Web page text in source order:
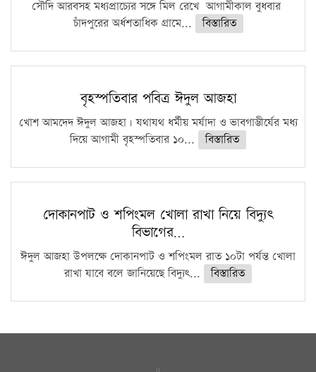
সৌদি আরবসহ মধ্যপ্রাচ্যের সঙ্গে মিল রেখে আগামীকাল বুধবার
চাঁদপুরের অর্ধশতাধিক গ্রামে...
বিস্তারিত
বৃহস্পতিবার পবিত্র ঈদুল আজহা
খোশ আমদেদ ঈদুল আজহা। যথাযথ ধর্মীয় মর্যাদা ও ভাবগাম্ভীর্যের মধ্য
দিয়ে আগামী বৃহস্পতিবার ১০...
বিস্তারিত
দোকানপাট ও শপিংমল খোলা রাখা নিয়ে বিদ্যুৎ
বিভাগের…
ঈদুল আজহা উপলক্ষে দোকানপাট ও শপিংমল রাত ১০টা পর্যন্ত খোলা
রাখা যাবে বলে জানিয়েছে বিদ্যুৎ...
বিস্তারিত